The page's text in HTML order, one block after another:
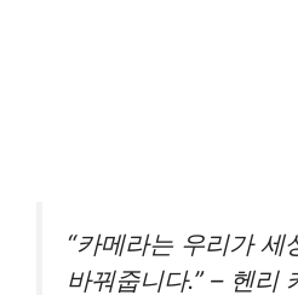
“카메라는 우리가 세
바꿔줍니다.” – 헨리